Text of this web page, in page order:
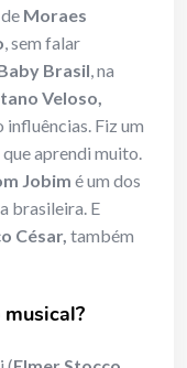
Moraes
, sem falar
Brasil, na
Veloso,
influências. Fiz um
que aprendi muito.
Jobim é um dos
brasileira. E
César, também